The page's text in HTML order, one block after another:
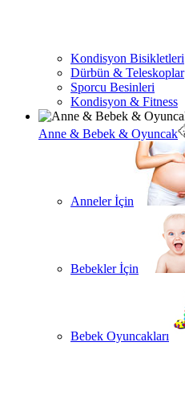
Kondisyon Bisikletleri
Dürbün & Teleskoplar
Sporcu Besinleri
Kondisyon & Fitness
Anne & Bebek & Oyuncak
Anneler İçin
Bebekler İçin
Bebek Oyuncakları